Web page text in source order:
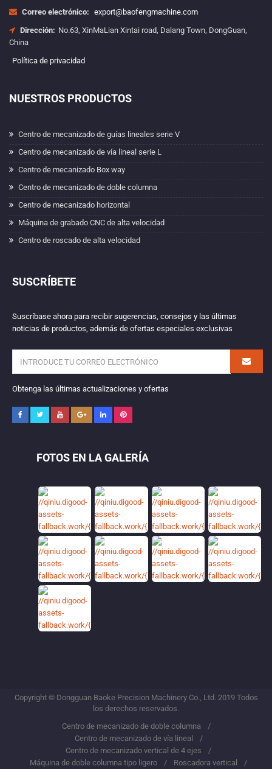
Correo electrónico: export@baofengmachine.com
Dirección: No.63, XinMaLian Xintai road, Dalang Town, DongGuan,
China
Política de privacidad
NUESTROS PRODUCTOS
Centro de mecanizado de guías lineales serie V
Centro de mecanizado de vía lineal serie L
Centro de mecanizado Box way
Centro de mecanizado de doble columna
Centro de mecanizado horizontal
Máquina de grabado CNC de alta velocidad
Centro de roscado de alta velocidad
SUSCRÍBETE
Suscríbase ahora para recibir sugerencias, consejos y las últimas
noticias de productos, además de ofertas especiales exclusivas
Obtenga las últimas actualizaciones y ofertas
FOTOS EN LA GALERÍA
Copyright © Dongguan Baoke Precision Machinery Co., Ltd. 2019 Todos
los derechos reservados.
Centro de mecanizado de doble columna
Centro de mecanizado de vía lineal
Centro de mecanizado vertical de 4 ejes
Máquina de doble columna tipo ligero
Roscadora vertical